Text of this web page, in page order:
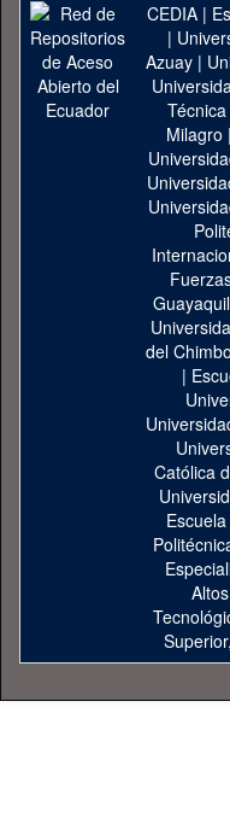
CEDIA|
|
Azuay|
Milagro |
Guayaquil
del
|
Católica